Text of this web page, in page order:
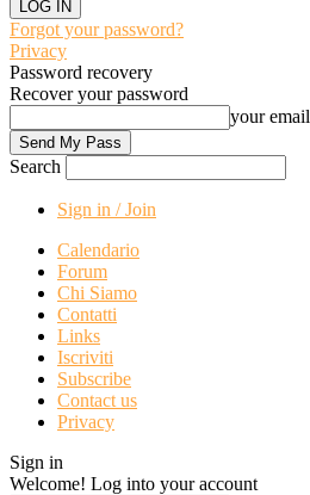
Forgot your password?
Privacy
Password recovery
Recover your password
your email
Search
Sign in / Join
Calendario
Forum
Chi Siamo
Contatti
Links
Iscriviti
Subscribe
Contact us
Privacy
Sign in
Welcome! Log into your account